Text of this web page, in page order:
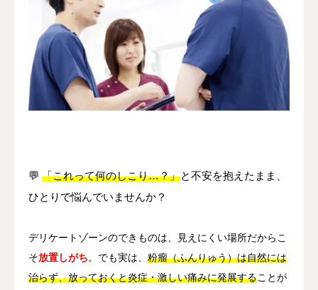
💬 「これって何のしこり…？」と不安を抱えたまま、
ひとりで悩んでいませんか？
デリケートゾーンのできものは、見えにくい場所だからこ
そ放置しがち。でも実は、 粉瘤（ふんりゅう）は自然には
治らず、放っておくと炎症・激しい痛みに発展することが
WEB予約
採用情報
その他
简体中文 日本語 English Español 한국어